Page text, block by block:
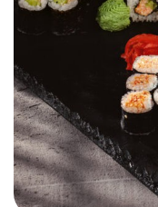
Сэндвич
Поке и буррито